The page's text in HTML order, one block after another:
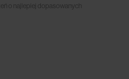
o najlepiej dopasowanych